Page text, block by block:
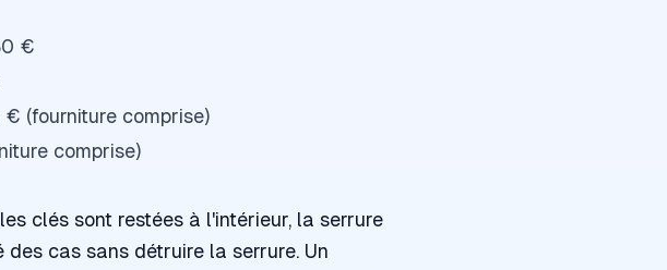
€
(fourniture comprise)
comprise)
clés sont restées à l'intérieur, la serrure
des cas sans détruire la serrure. Un